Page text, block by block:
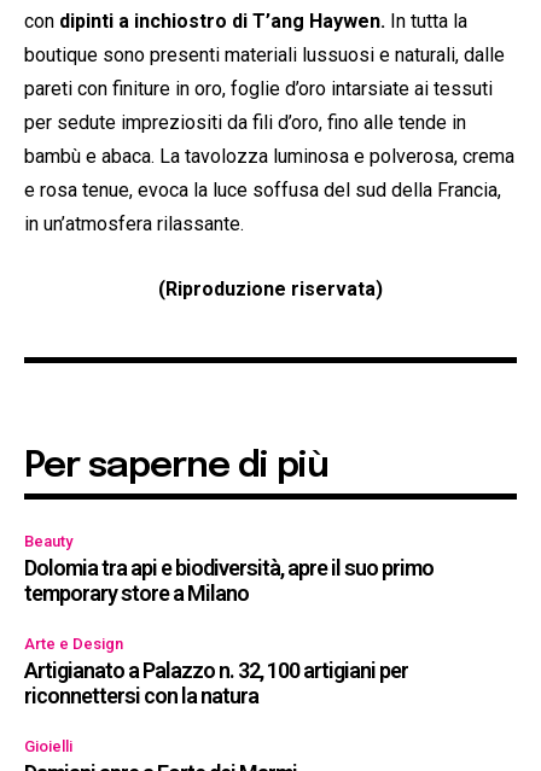
con dipinti a inchiostro di T’ang Haywen. In tutta la
boutique sono presenti materiali lussuosi e naturali, dalle
pareti con finiture in oro, foglie d’oro intarsiate ai tessuti
per sedute impreziositi da fili d’oro, fino alle tende in
bambù e abaca. La tavolozza luminosa e polverosa, crema
e rosa tenue, evoca la luce soffusa del sud della Francia,
in un’atmosfera rilassante.
(Riproduzione riservata)
Per saperne di più
Beauty
Dolomia tra api e biodiversità, apre il suo primo
temporary store a Milano
Arte e Design
Artigianato a Palazzo n. 32, 100 artigiani per
riconnettersi con la natura
Gioielli